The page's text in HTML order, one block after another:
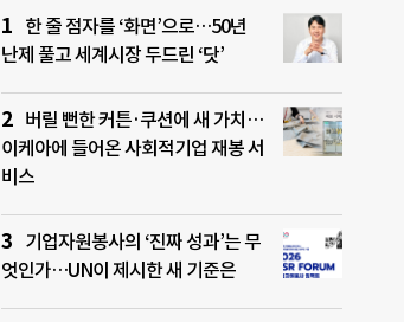
한 줄 점자를 ‘화면’으로…50년
난제 풀고 세계시장 두드린 ‘닷’
버릴 뻔한 커튼·쿠션에 새 가치…
이케아에 들어온 사회적기업 재봉 서
비스
기업자원봉사의 ‘진짜 성과’는 무
엇인가…UN이 제시한 새 기준은